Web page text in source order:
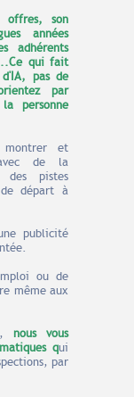
offres, son
années
adhérents
qui fait
pas de
par
personne
montrer et
de la
pistes
départ à
publicité
ou de
même aux
nous vous
qui
par